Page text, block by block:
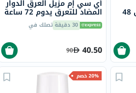
مكثف للتحكم في العرق 48
أي سي إم مزيل العرق الدوار
المضاد للتعرق يدوم 72 ساعة
للبشرة الحساسة 50 مل
30 دقيقة تصلك في
40.50
90
20% خصم